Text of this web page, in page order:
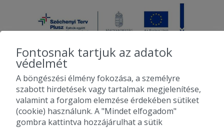
2010-2026 Copyright - Falatozz.hu - Diston-line Kft.
Pizza, gyros, hamburger, menük kedvező áron, egy helyen az összes
étterem ajánlata.
Fontosnak tartjuk az adatok
védelmét
A böngészési élmény fokozása, a személyre
szabott hirdetések vagy tartalmak megjelenítése,
valamint a forgalom elemzése érdekében sütiket
(cookie) használunk. A "Mindet elfogadom"
gombra kattintva hozzájárulhat a sütik